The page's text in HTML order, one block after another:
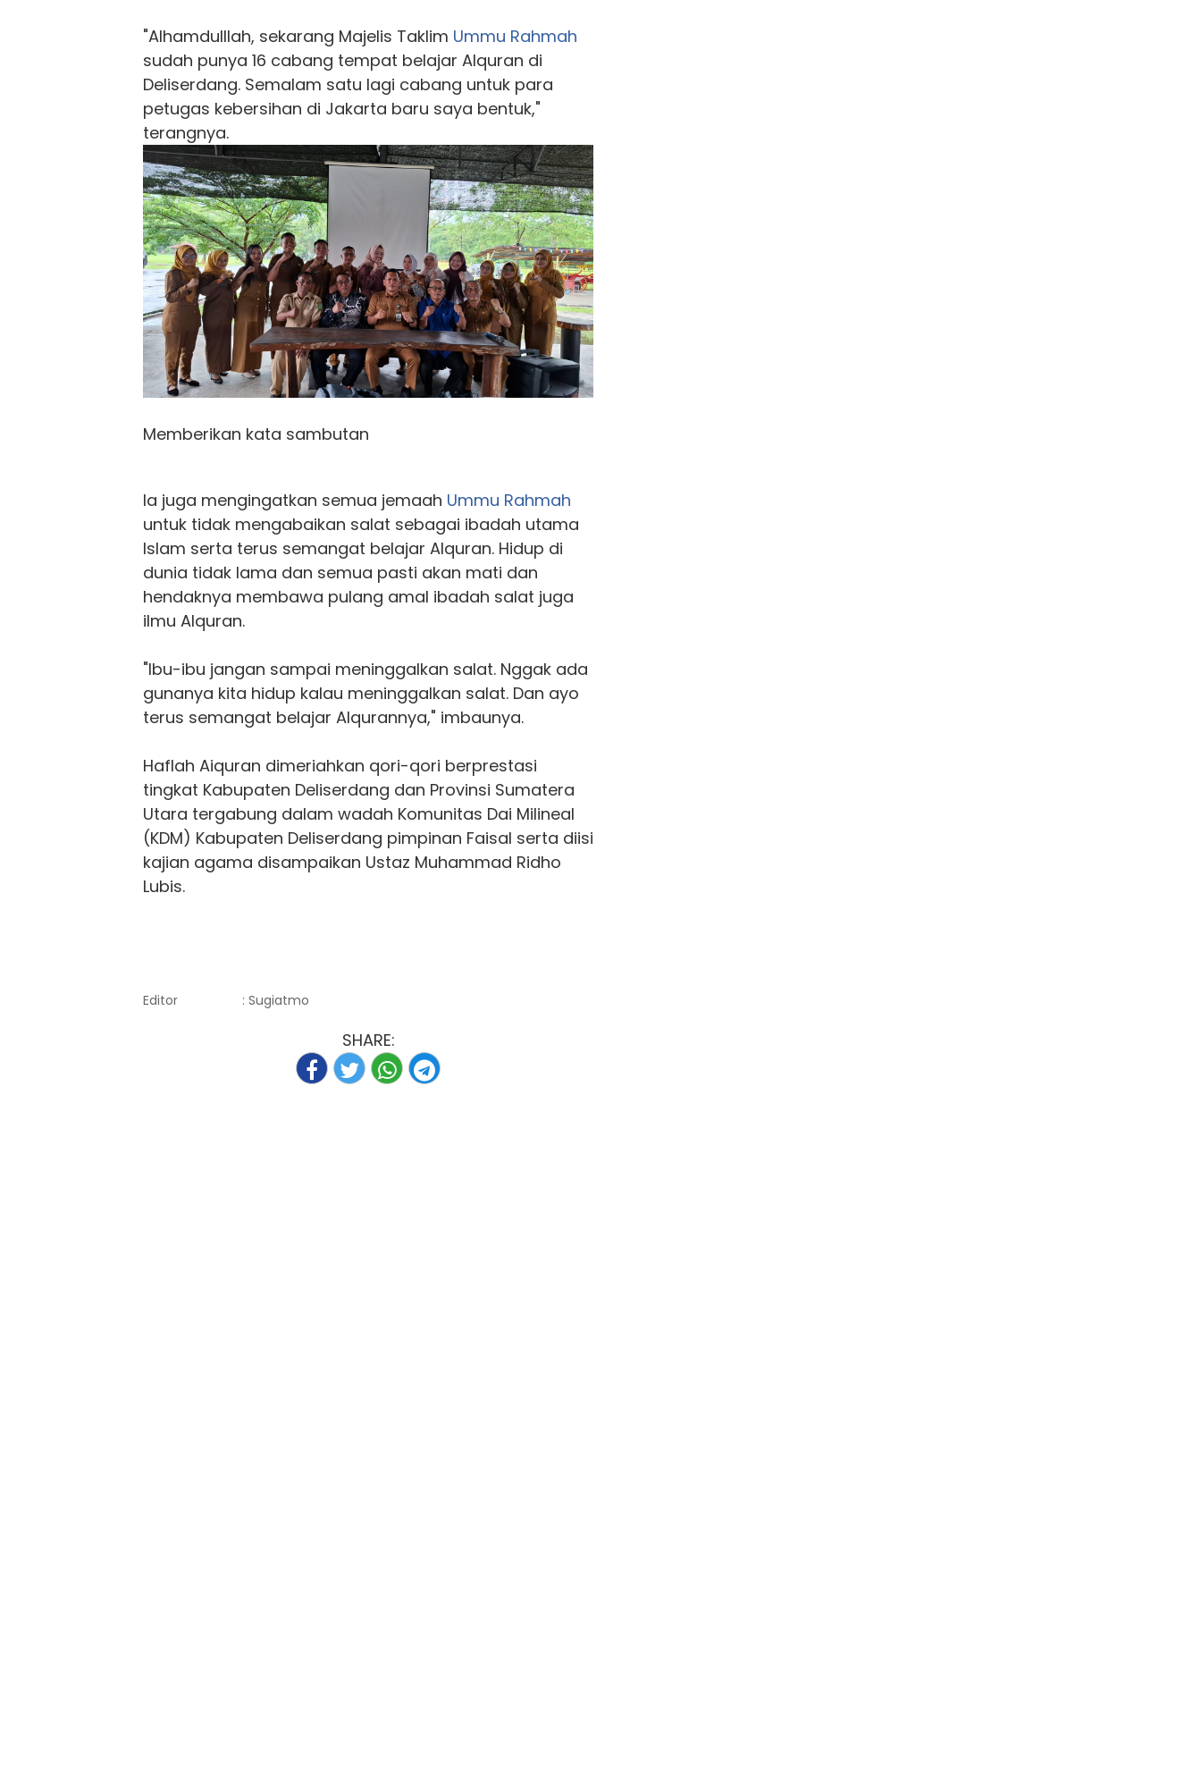
"Alhamdulllah, sekarang Majelis Taklim Ummu Rahmah
sudah punya 16 cabang tempat belajar Alquran di
Deliserdang. Semalam satu lagi cabang untuk para
petugas kebersihan di Jakarta baru saya bentuk,"
terangnya.
Memberikan kata sambutan
Ia juga mengingatkan semua jemaah Ummu Rahmah
untuk tidak mengabaikan salat sebagai ibadah utama
Islam serta terus semangat belajar Alquran. Hidup di
dunia tidak lama dan semua pasti akan mati dan
hendaknya membawa pulang amal ibadah salat juga
ilmu Alquran.
"Ibu-ibu jangan sampai meninggalkan salat. Nggak ada
gunanya kita hidup kalau meninggalkan salat. Dan ayo
terus semangat belajar Alqurannya," imbaunya.
Haflah Aiquran dimeriahkan qori-qori berprestasi
tingkat Kabupaten Deliserdang dan Provinsi Sumatera
Utara tergabung dalam wadah Komunitas Dai Milineal
(KDM) Kabupaten Deliserdang pimpinan Faisal serta diisi
kajian agama disampaikan Ustaz Muhammad Ridho
Lubis.
Editor : Sugiatmo
SHARE: